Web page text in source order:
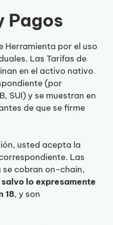
Pagos
Herramienta por el uso
Las Tarifas de
en el activo nativo
(por
SUI) y se muestran en
de que se firme
usted acepta la
Las
se cobran on-chain,
lo expresamente
18, y son